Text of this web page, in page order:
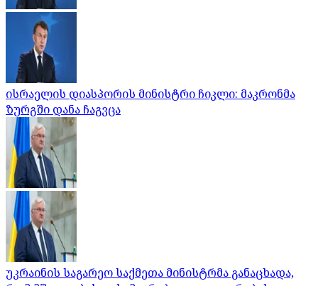
ისრაელის დიასპორის მინისტრი ჩიკლი: მაკრონმა
ზურგში დანა ჩაგვცა
უკრაინის საგარეო საქმეთა მინისტრმა განაცხადა,